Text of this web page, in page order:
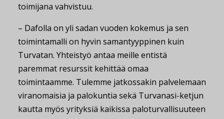
toimijana vahvistuu.
– Dafolla on yli sadan vuoden kokemus ja sen
toimintamalli on hyvin samantyyppinen kuin
Turvatan. Yhteistyö antaa meille entistä
paremmat resurssit kehittää omaa
toimintaamme. Tulemme jatkossakin palvelemaan
viranomaisia ja palokuntia sekä Turvanasi-ketjun
kautta myös yrityksiä kaikissa paloturvallisuuteen